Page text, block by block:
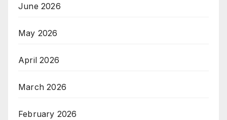
June 2026
May 2026
April 2026
March 2026
February 2026